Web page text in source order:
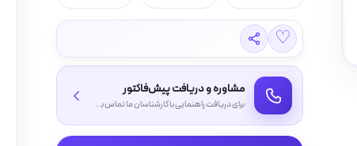
♡
مشاوره و دریافت پیش‌فاکتور
برای دریافت راهنمایی با کارشناسان ما تماس بگیرید